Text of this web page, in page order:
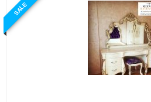
SALE